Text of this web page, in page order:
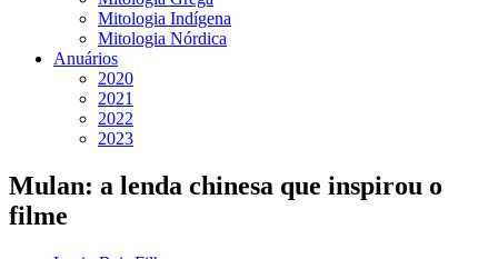
Mitologia Indígena
Mitologia Nórdica
Anuários
2020
2021
2022
2023
Mulan: a lenda chinesa que inspirou o
filme